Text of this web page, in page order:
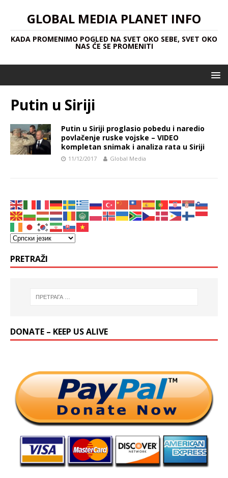
GLOBAL MEDIA PLANET INFO
KADA PROMENIMO POGLED NA SVET OKO SEBE, SVET OKO
NAS ĆE SE PROMENITI
Putin u Siriji
Putin u Siriji proglasio pobedu i naredio
povlačenje ruske vojske – VIDEO
kompletan snimak i analiza rata u Siriji
11/12/2017 Global Media
PRETRAŽI
DONATE – KEEP US ALIVE